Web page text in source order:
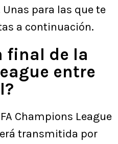
Unas para las que te
a continuación.
final de la
entre
Champions League
transmitida por